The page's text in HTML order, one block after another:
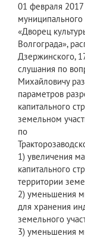
01 февраля
«Дворец
Волгограда»,
Дзержинского,
слушания по
Михайловичу
параметров
капитального
земельном
по ул.
1) увеличения
капитального
территории
2) уменьшения
для хранения
земельного
3) уменьшения